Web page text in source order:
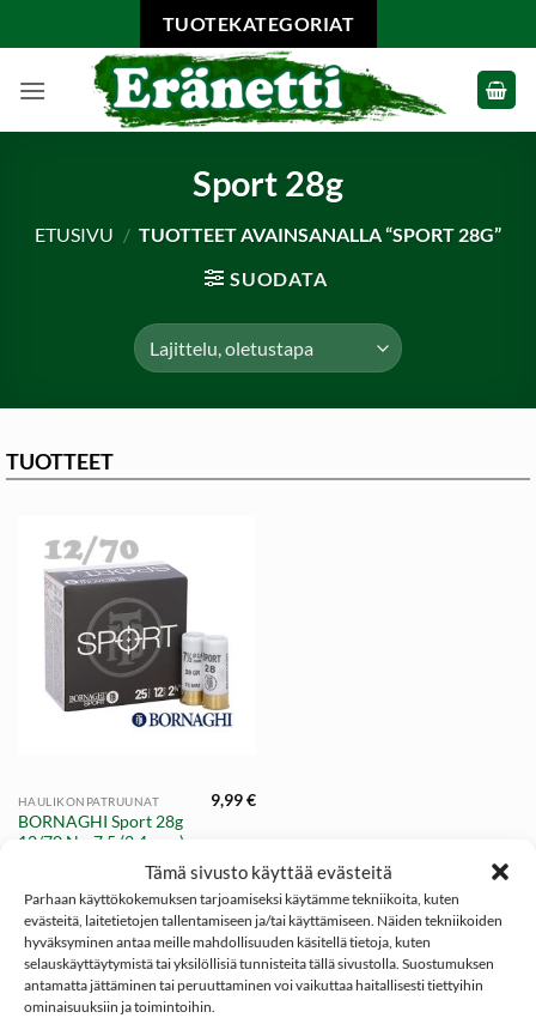
Tämä sivusto käyttää evästeitä
Parhaan käyttökokemuksen tarjoamiseksi käytämme tekniikoita, kuten
evästeitä, laitetietojen tallentamiseen ja/tai käyttämiseen. Näiden tekniikoiden
hyväksyminen antaa meille mahdollisuuden käsitellä tietoja, kuten
selauskäyttäytymistä tai yksilöllisiä tunnisteita tällä sivustolla. Suostumuksen
antamatta jättäminen tai peruuttaminen voi vaikuttaa haitallisesti tiettyihin
ominaisuuksiin ja toimintoihin.
to
TUOTEKATEGORIAT
Sport 28g
ETUSIVU / TUOTTEET AVAINSANALLA “SPORT 28G”
SUODATA
TUOTTEET
HAULIKONPATRUUNAT
BORNAGHI Sport 28g
12/70 No:7,5 (2.4 mm)
Practical patruuna 25
9,99€